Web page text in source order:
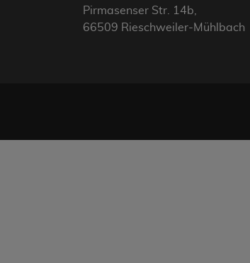
Pirmasenser Str. 14b,
66509 Rieschweiler-Mühlbach